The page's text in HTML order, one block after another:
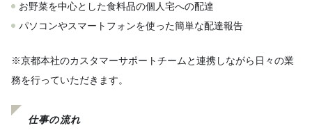
お野菜を中心とした食料品の個人宅への配達
パソコンやスマートフォンを使った簡単な配達報告
※京都本社のカスタマーサポートチームと連携しながら日々の業
務を行っていただきます。
仕事の流れ